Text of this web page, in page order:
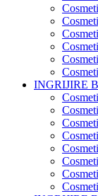
INGRIJIRE